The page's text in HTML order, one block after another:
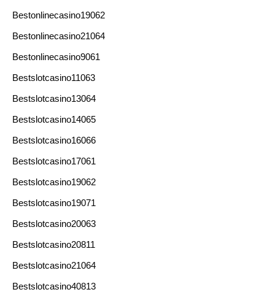
Bestonlinecasino19062
Bestonlinecasino21064
Bestonlinecasino9061
Bestslotcasino11063
Bestslotcasino13064
Bestslotcasino14065
Bestslotcasino16066
Bestslotcasino17061
Bestslotcasino19062
Bestslotcasino19071
Bestslotcasino20063
Bestslotcasino20811
Bestslotcasino21064
Bestslotcasino40813